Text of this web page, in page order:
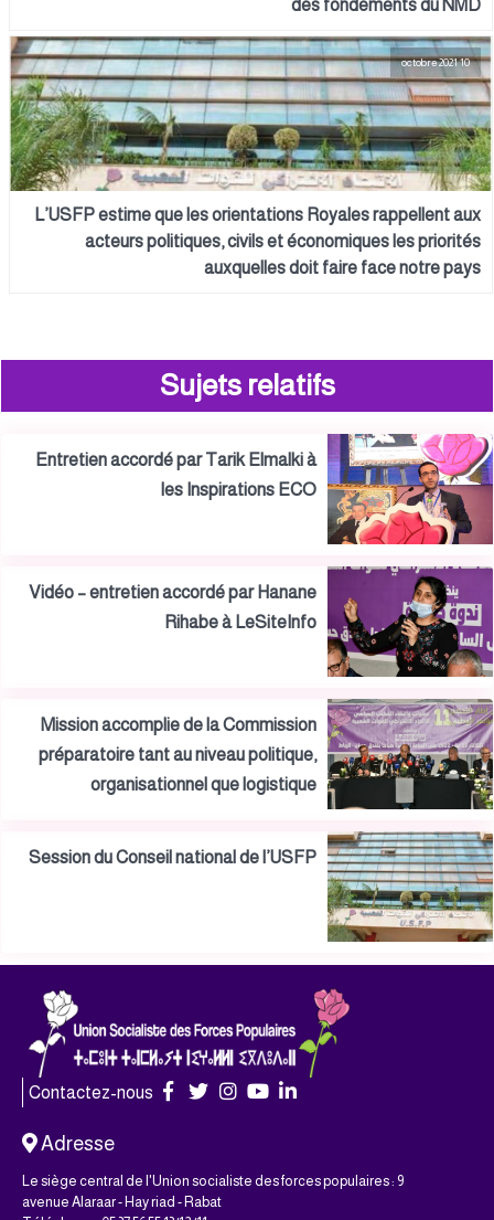
des fondements du NMD
10 octobre 2021
L’USFP estime que les orientations Royales rappellent aux
acteurs politiques, civils et économiques les priorités
auxquelles doit faire face notre pays
Sujets relatifs
Entretien accordé par Tarik Elmalki à
les Inspirations ECO
Vidéo – entretien accordé par Hanane
Rihabe à LeSiteInfo
Mission accomplie de la Commission
préparatoire tant au niveau politique,
organisationnel que logistique
Session du Conseil national de l’USFP
Contactez-nous
Adresse
Le siège central de l'Union socialiste des forces populaires : 9
avenue Alaraar - Hay riad - Rabat